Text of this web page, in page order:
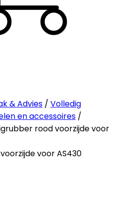
& Advies / Volledig
en accessoires /
rood voorzijde voor
voor AS430